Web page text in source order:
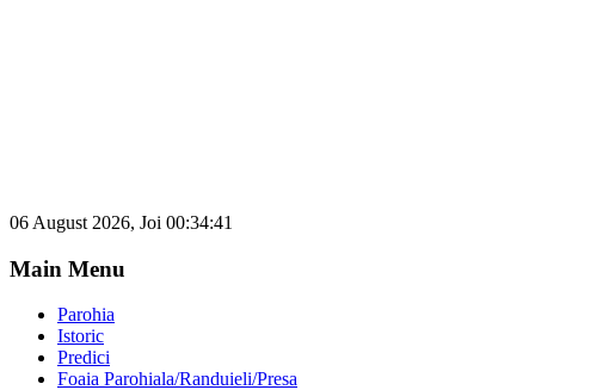
06 August 2026, Joi 00:34:41
Main Menu
Parohia
Istoric
Predici
Foaia Parohiala/Randuieli/Presa